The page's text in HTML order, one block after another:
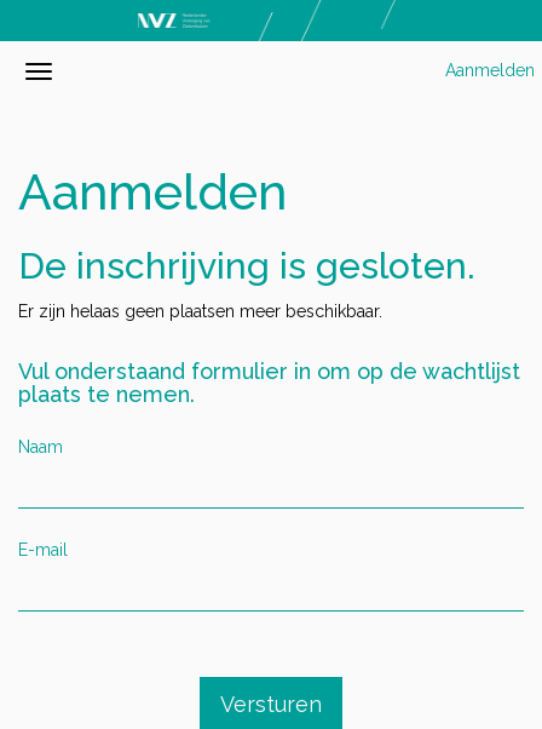
Aanmelden
Aanmelden
De inschrijving is gesloten.
Er zijn helaas geen plaatsen meer beschikbaar.
Vul onderstaand formulier in om op de wachtlijst
plaats te nemen.
Naam
E-mail
Versturen